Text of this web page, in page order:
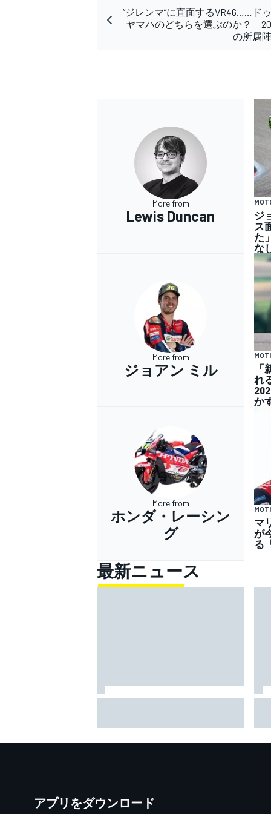
“ジレンマ”に直面するVR46……ド
ヤマハのどちらを選ぶのか？
の所属
More from
Lewis Duncan
ジ
ス
た
な
More from
ジョアン ミル
れ
か
More from
ホンダ・レーシン
グ
マ
が
る
最新ニュース
を証明できた」
アプリをダウンロード